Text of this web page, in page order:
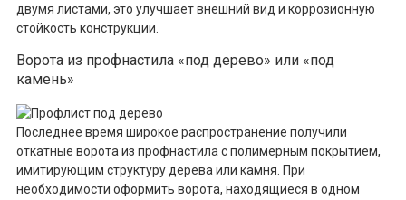
двумя листами, это улучшает внешний вид и коррозионную
стойкость конструкции.
Ворота из профнастила «под дерево» или «под
камень»
Последнее время широкое распространение получили
откатные ворота из профнастила с полимерным покрытием,
имитирующим структуру дерева или камня. При
необходимости оформить ворота, находящиеся в одном